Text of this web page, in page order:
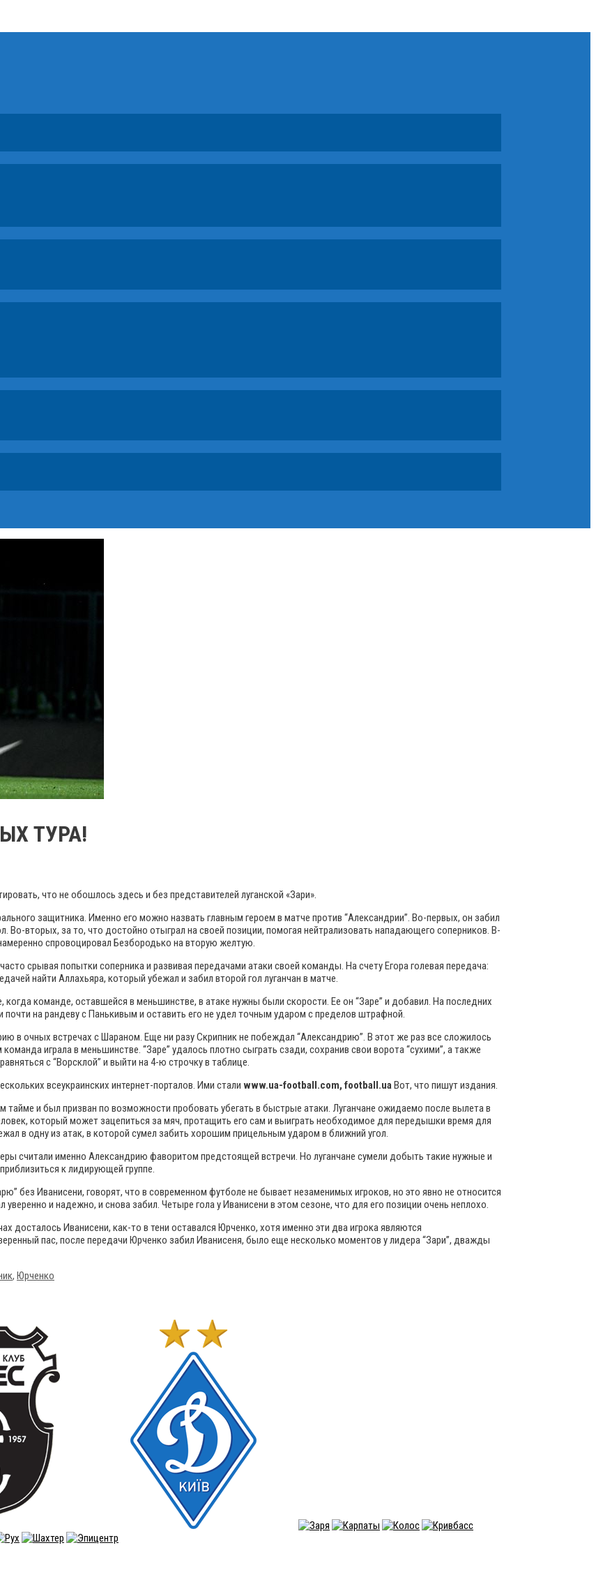
ТУРА!
что не обошлось здесь и без представителей луганской «Зари».
защитника. Именно его можно назвать главным героем в матче против “Александрии”. Во-первых, он забил
Во-вторых, за то, что достойно отыграл на своей позиции, помогая нейтрализовать нападающего соперников. В-
спровоцировал Безбородько на вторую желтую.
срывая попытки соперника и развивая передачами атаки своей команды. На счету Егора голевая передача:
найти Аллахьяра, который убежал и забил второй гол луганчан в матче.
команде, оставшейся в меньшинстве, в атаке нужны были скорости. Ее он “Заре” и добавил. На последних
на рандеву с Панькивым и оставить его не удел точным ударом с пределов штрафной.
в очных встречах с Шараном. Еще ни разу Скрипник не побеждал “Александрию”. В этот же раз все сложилось
играла в меньшинстве. “Заре” удалось плотно сыграть сзади, сохранив свои ворота “сухими”, а также
с “Ворсклой” и выйти на 4-ю строчку в таблице.
всеукраинских интернет-порталов. Ими стали www.ua-football.com, football.uaВот, что пишут издания.
и был призван по возможности пробовать убегать в быстрые атаки. Луганчане ожидаемо после вылета в
который может зацепиться за мяч, протащить его сам и выиграть необходимое для передышки время для
в одну из атак, в которой сумел забить хорошим прицельным ударом в ближний угол.
считали именно Александрию фаворитом предстоящей встречи. Но луганчане сумели добыть такие нужные и
к лидирующей группе.
без Иванисени, говорят, что в современном футболе не бывает незаменимых игроков, но это явно не относится
и надежно, и снова забил. Четыре гола у Иванисени в этом сезоне, что для его позиции очень неплохо.
досталось Иванисени, как-то в тени оставался Юрченко, хотя именно эти два игрока являются
пас, после передачи Юрченко забил Иванисеня, было еще несколько моментов у лидера “Зари”, дважды
, Юрченко